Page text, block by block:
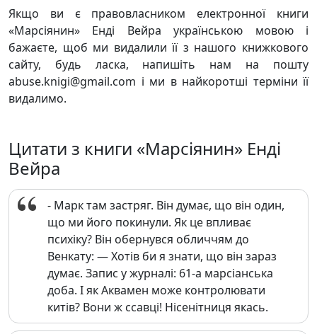
Якщо ви є правовласником електронної книги
«Марсіянин» Енді Вейра українською мовою і
бажаєте, щоб ми видалили її з нашого книжкового
сайту, будь ласка, напишіть нам на пошту
abuse.knigi@gmail.com і ми в найкоротші терміни її
видалимо.
Цитати з книги «Марсіянин» Енді
Вейра
- Марк там застряг. Він думає, що він один,
що ми його покинули. Як це впливає
психіку? Він обернувся обличчям до
Венкату: — Хотів би я знати, що він зараз
думає. Запис у журналі: 61-а марсіанська
доба. І як Аквамен може контролювати
китів? Вони ж ссавці! Нісенітниця якась.